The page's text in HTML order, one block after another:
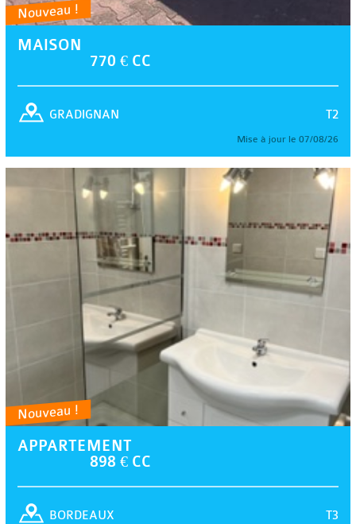
Nouveau !
MAISON
770 € CC
T2
GRADIGNAN
Mise à jour le 07/08/26
Nouveau !
APPARTEMENT
898 € CC
T3
BORDEAUX